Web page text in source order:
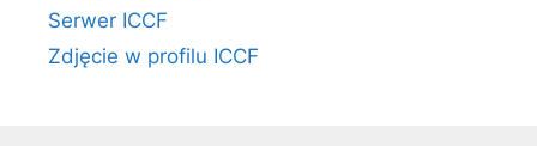
Serwer ICCF
Zdjęcie w profilu ICCF